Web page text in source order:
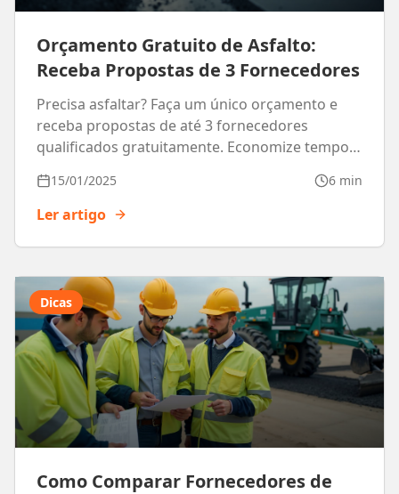
Orçamento Gratuito de Asfalto:
Receba Propostas de 3 Fornecedores
Precisa asfaltar? Faça um único orçamento e
receba propostas de até 3 fornecedores
qualificados gratuitamente. Economize tempo e
15/01/2025 6 min
Ler artigo
Dicas
Como Comparar Fornecedores de